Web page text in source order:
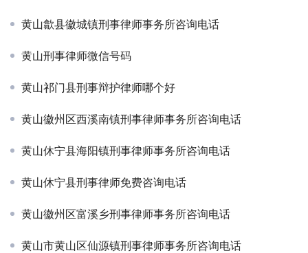
黄山歙县徽城镇刑事律师事务所咨询电话
黄山刑事律师微信号码
黄山祁门县刑事辩护律师哪个好
黄山徽州区西溪南镇刑事律师事务所咨询电话
黄山休宁县海阳镇刑事律师事务所咨询电话
黄山休宁县刑事律师免费咨询电话
黄山徽州区富溪乡刑事律师事务所咨询电话
黄山市黄山区仙源镇刑事律师事务所咨询电话